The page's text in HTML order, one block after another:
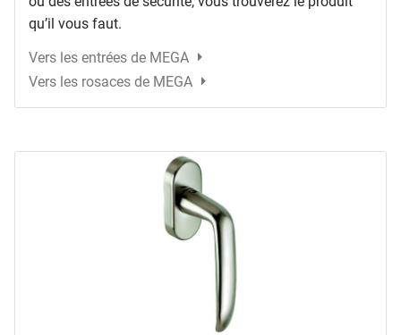
qu’il vous faut.
Vers les entrées de MEGA
Vers les rosaces de MEGA